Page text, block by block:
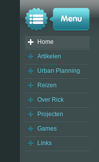
Home
Artikelen
Urban Planning
Reizen
Over Rick
Projecten
Games
Links